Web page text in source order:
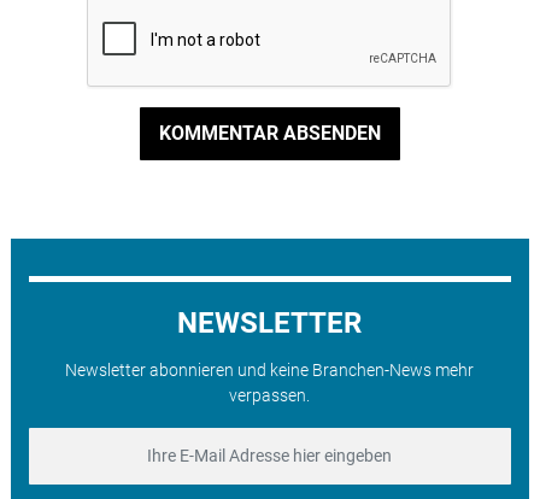
KOMMENTAR ABSENDEN
NEWSLETTER
Newsletter abonnieren und keine Branchen-News mehr
verpassen.